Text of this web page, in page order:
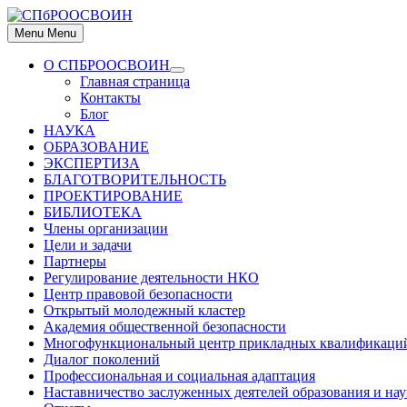
Skip
to
content
Menu Menu
О СПБРООСВОИН
Show
sub
Главная страница
Контакты
Блог
НАУКА
ОБРАЗОВАНИЕ
ЭКСПЕРТИЗА
БЛАГОТВОРИТЕЛЬНОСТЬ
ПРОЕКТИРОВАНИЕ
БИБЛИОТЕКА
Члены организации
Цели и задачи
Партнеры
Регулирование деятельности НКО
Центр правовой безопасности
Открытый молодежный кластер
Академия общественной безопасности
Многофункциональный центр прикладных
Диалог поколений
Профессиональная и социальная адаптация
Наставничество заслуженных деятелей образования и